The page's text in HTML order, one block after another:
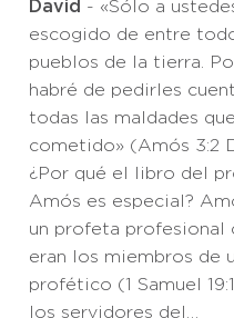
David - «Sólo a
escogido de entre
pueblos de la tierra.
habré de pedirles
todas las maldades
cometido» (Amós 3:2
¿Por qué el libro del
Amós es especial?
un profeta profesional
eran los miembros de
profético (1 Samuel
los servidores del…